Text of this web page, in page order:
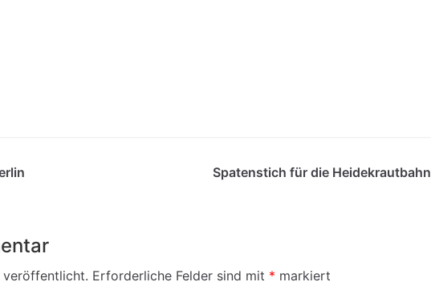
Spatenstich für die Heidekrautbahn
veröffentlicht. Erforderliche Felder sind mit * markiert